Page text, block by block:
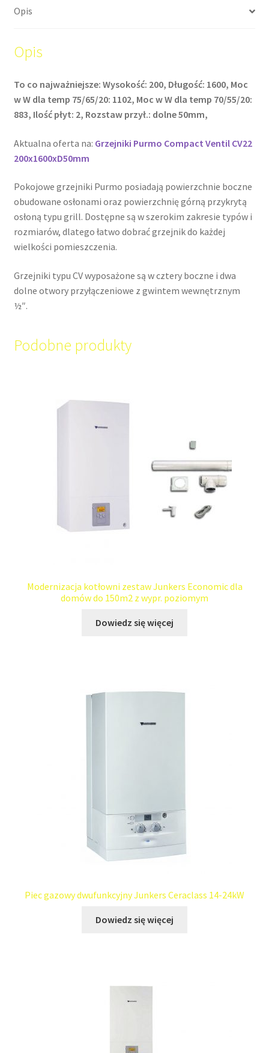
Opis
Opis
To co najważniejsze: Wysokość: 200, Długość: 1600, Moc
w W dla temp 75/65/20: 1102, Moc w W dla temp 70/55/20:
883, Ilość płyt: 2, Rozstaw przył.: dolne 50mm,
Aktualna oferta na: Grzejniki Purmo Compact Ventil CV22
200x1600xD50mm
Pokojowe grzejniki Purmo posiadają powierzchnie boczne
obudowane osłonami oraz powierzchnię górną przykrytą
osłoną typu grill. Dostępne są w szerokim zakresie typów i
rozmiarów, dlatego łatwo dobrać grzejnik do każdej
wielkości pomieszczenia.
Grzejniki typu CV wyposażone są w cztery boczne i dwa
dolne otwory przyłączeniowe z gwintem wewnętrznym
½″.
Podobne produkty
Modernizacja kotłowni zestaw Junkers Economic dla
domów do 150m2 z wypr. poziomym
Dowiedz się więcej
Piec gazowy dwufunkcyjny Junkers Ceraclass 14-24kW
Dowiedz się więcej